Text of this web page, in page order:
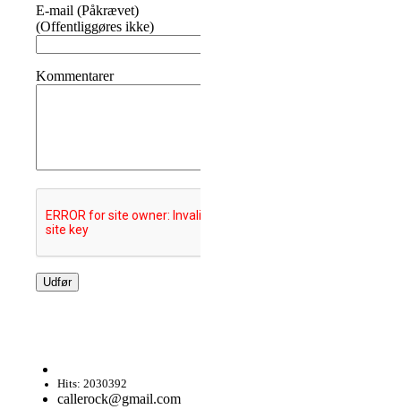
E-mail (Påkrævet)
(Offentliggøres ikke)
Kommentarer
Hits: 2030392
callerock@gmail.com